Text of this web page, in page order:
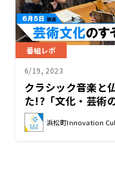
番組レポ
6/19, 2023
クラシック音楽と
た!?「文化・芸術
浜松町Innovation